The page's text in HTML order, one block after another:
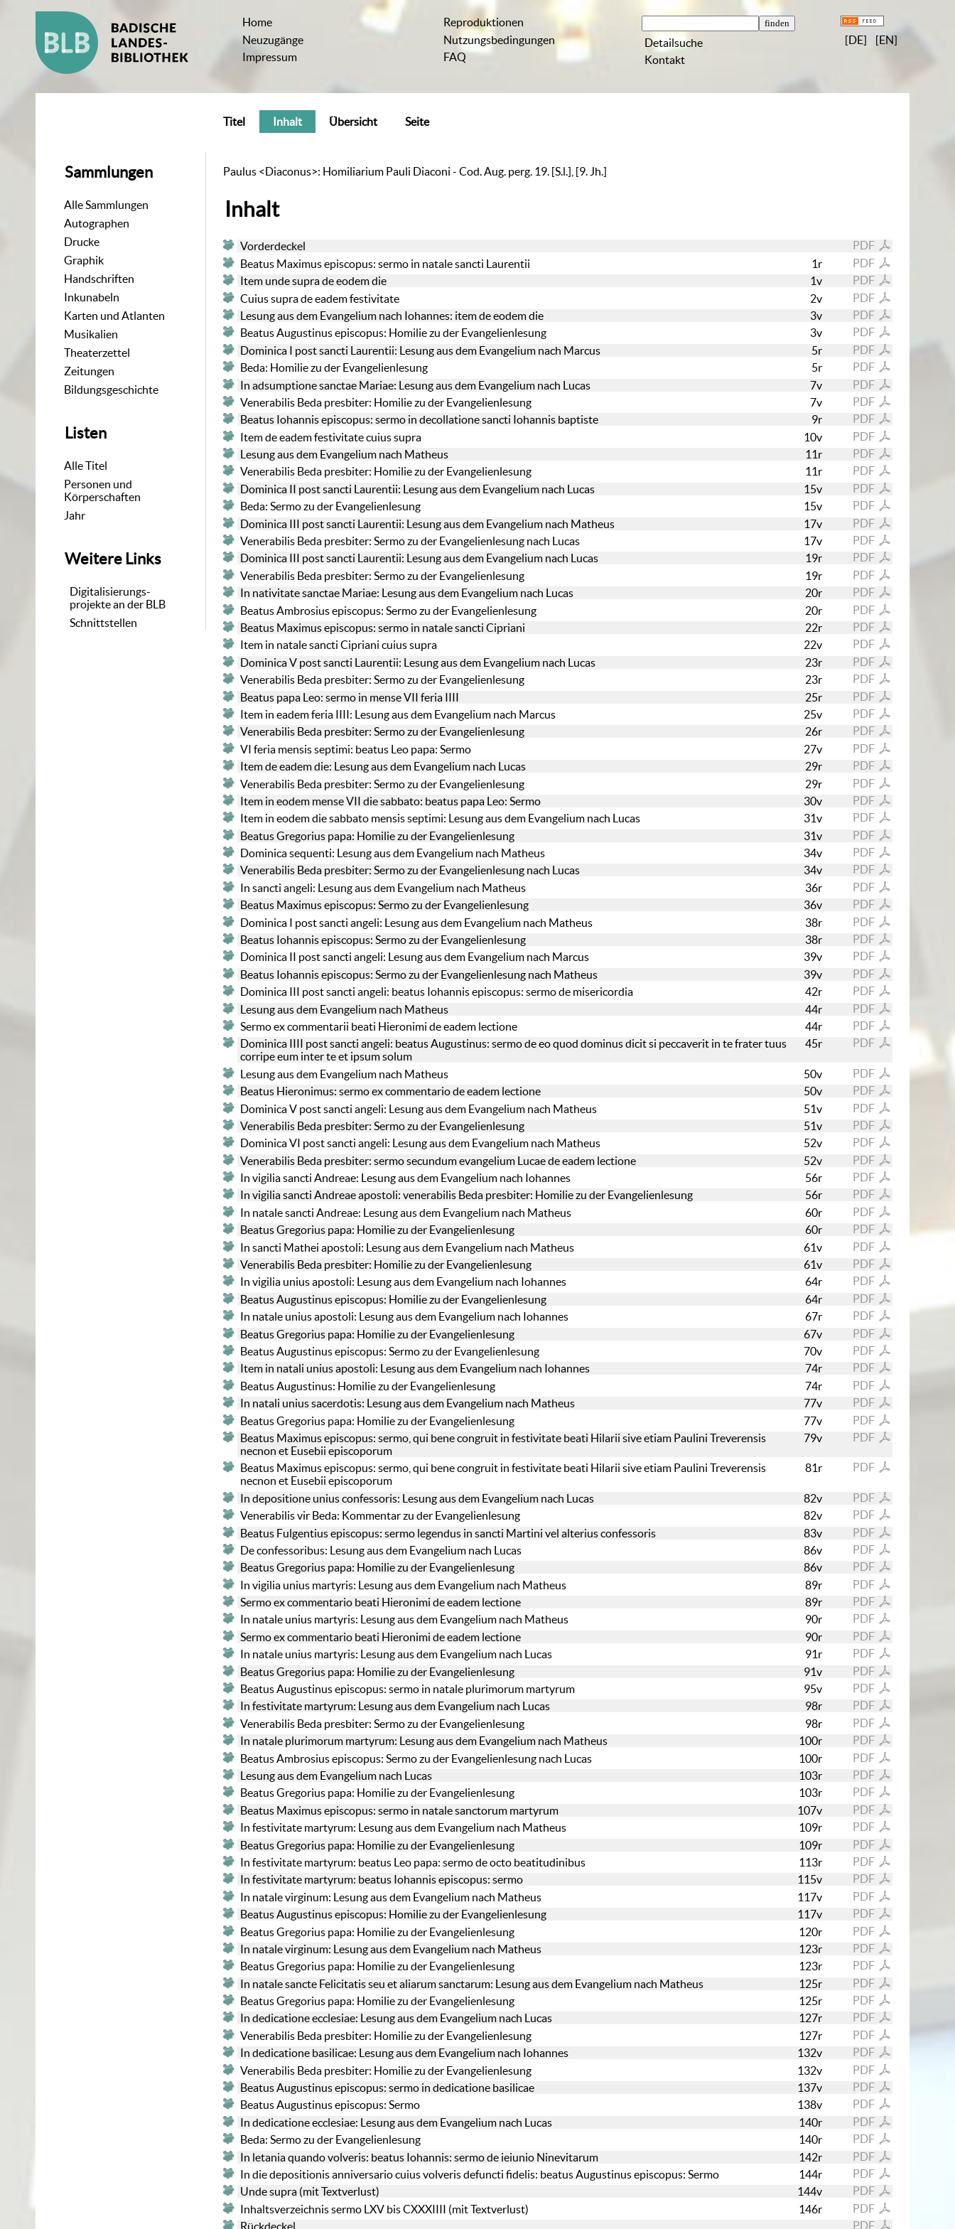
Home
Neuzugänge
Impressum
Reproduktionen
Nutzungsbedingungen
FAQ
Detailsuche
Kontakt
[DE] [EN]
Sammlungen
Alle Sammlungen
Autographen
Drucke
Graphik
Handschriften
Inkunabeln
Karten und Atlanten
Musikalien
Theaterzettel
Zeitungen
Bildungsgeschichte
Listen
Alle Titel
Personen und
Körperschaften
Jahr
Weitere Links
Digitalisierungs-
projekte an der BLB
Schnittstellen
Titel Inhalt Übersicht Seite
Paulus <Diaconus>: Homiliarium Pauli Diaconi - Cod. Aug. perg. 19. [S.l.], [9. Jh.]
Inhalt
PDF
Vorderdeckel
PDF
1r
Beatus Maximus episcopus: sermo in natale sancti Laurentii
PDF
1v
Item unde supra de eodem die
PDF
2v
Cuius supra de eadem festivitate
PDF
3v
Lesung aus dem Evangelium nach Iohannes: item de eodem die
PDF
3v
Beatus Augustinus episcopus: Homilie zu der Evangelienlesung
PDF
5r
Dominica I post sancti Laurentii: Lesung aus dem Evangelium nach Marcus
PDF
5r
Beda: Homilie zu der Evangelienlesung
PDF
7v
In adsumptione sanctae Mariae: Lesung aus dem Evangelium nach Lucas
PDF
7v
Venerabilis Beda presbiter: Homilie zu der Evangelienlesung
PDF
9r
Beatus Iohannis episcopus: sermo in decollatione sancti Iohannis baptiste
PDF
10v
Item de eadem festivitate cuius supra
PDF
11r
Lesung aus dem Evangelium nach Matheus
PDF
11r
Venerabilis Beda presbiter: Homilie zu der Evangelienlesung
PDF
15v
Dominica II post sancti Laurentii: Lesung aus dem Evangelium nach Lucas
PDF
15v
Beda: Sermo zu der Evangelienlesung
PDF
17v
Dominica III post sancti Laurentii: Lesung aus dem Evangelium nach Matheus
PDF
17v
Venerabilis Beda presbiter: Sermo zu der Evangelienlesung nach Lucas
PDF
19r
Dominica III post sancti Laurentii: Lesung aus dem Evangelium nach Lucas
PDF
19r
Venerabilis Beda presbiter: Sermo zu der Evangelienlesung
PDF
20r
In nativitate sanctae Mariae: Lesung aus dem Evangelium nach Lucas
PDF
20r
Beatus Ambrosius episcopus: Sermo zu der Evangelienlesung
PDF
22r
Beatus Maximus episcopus: sermo in natale sancti Cipriani
PDF
22v
Item in natale sancti Cipriani cuius supra
PDF
23r
Dominica V post sancti Laurentii: Lesung aus dem Evangelium nach Lucas
PDF
23r
Venerabilis Beda presbiter: Sermo zu der Evangelienlesung
PDF
25r
Beatus papa Leo: sermo in mense VII feria IIII
PDF
25v
Item in eadem feria IIII: Lesung aus dem Evangelium nach Marcus
PDF
26r
Venerabilis Beda presbiter: Sermo zu der Evangelienlesung
PDF
27v
VI feria mensis septimi: beatus Leo papa: Sermo
PDF
29r
Item de eadem die: Lesung aus dem Evangelium nach Lucas
PDF
29r
Venerabilis Beda presbiter: Sermo zu der Evangelienlesung
PDF
30v
Item in eodem mense VII die sabbato: beatus papa Leo: Sermo
PDF
31v
Item in eodem die sabbato mensis septimi: Lesung aus dem Evangelium nach Lucas
PDF
31v
Beatus Gregorius papa: Homilie zu der Evangelienlesung
PDF
34v
Dominica sequenti: Lesung aus dem Evangelium nach Matheus
PDF
34v
Venerabilis Beda presbiter: Sermo zu der Evangelienlesung nach Lucas
PDF
36r
In sancti angeli: Lesung aus dem Evangelium nach Matheus
PDF
36v
Beatus Maximus episcopus: Sermo zu der Evangelienlesung
PDF
38r
Dominica I post sancti angeli: Lesung aus dem Evangelium nach Matheus
PDF
38r
Beatus Iohannis episcopus: Sermo zu der Evangelienlesung
PDF
39v
Dominica II post sancti angeli: Lesung aus dem Evangelium nach Marcus
PDF
39v
Beatus Iohannis episcopus: Sermo zu der Evangelienlesung nach Matheus
PDF
42r
Dominica III post sancti angeli: beatus Iohannis episcopus: sermo de misericordia
PDF
44r
Lesung aus dem Evangelium nach Matheus
PDF
44r
Sermo ex commentarii beati Hieronimi de eadem lectione
PDF
45r
Dominica IIII post sancti angeli: beatus Augustinus: sermo de eo quod dominus dicit si peccaverit in te frater tuus
corripe eum inter te et ipsum solum
PDF
50v
Lesung aus dem Evangelium nach Matheus
PDF
50v
Beatus Hieronimus: sermo ex commentario de eadem lectione
PDF
51v
Dominica V post sancti angeli: Lesung aus dem Evangelium nach Matheus
PDF
51v
Venerabilis Beda presbiter: Sermo zu der Evangelienlesung
PDF
52v
Dominica VI post sancti angeli: Lesung aus dem Evangelium nach Matheus
PDF
52v
Venerabilis Beda presbiter: sermo secundum evangelium Lucae de eadem lectione
PDF
56r
In vigilia sancti Andreae: Lesung aus dem Evangelium nach Iohannes
PDF
56r
In vigilia sancti Andreae apostoli: venerabilis Beda presbiter: Homilie zu der Evangelienlesung
PDF
60r
In natale sancti Andreae: Lesung aus dem Evangelium nach Matheus
PDF
60r
Beatus Gregorius papa: Homilie zu der Evangelienlesung
PDF
61v
In sancti Mathei apostoli: Lesung aus dem Evangelium nach Matheus
PDF
61v
Venerabilis Beda presbiter: Homilie zu der Evangelienlesung
PDF
64r
In vigilia unius apostoli: Lesung aus dem Evangelium nach Iohannes
PDF
64r
Beatus Augustinus episcopus: Homilie zu der Evangelienlesung
PDF
67r
In natale unius apostoli: Lesung aus dem Evangelium nach Iohannes
PDF
67v
Beatus Gregorius papa: Homilie zu der Evangelienlesung
PDF
70v
Beatus Augustinus episcopus: Sermo zu der Evangelienlesung
PDF
74r
Item in natali unius apostoli: Lesung aus dem Evangelium nach Iohannes
PDF
74r
Beatus Augustinus: Homilie zu der Evangelienlesung
PDF
77v
In natali unius sacerdotis: Lesung aus dem Evangelium nach Matheus
PDF
77v
Beatus Gregorius papa: Homilie zu der Evangelienlesung
PDF
79v
Beatus Maximus episcopus: sermo, qui bene congruit in festivitate beati Hilarii sive etiam Paulini Treverensis
necnon et Eusebii episcoporum
PDF
81r
Beatus Maximus episcopus: sermo, qui bene congruit in festivitate beati Hilarii sive etiam Paulini Treverensis
necnon et Eusebii episcoporum
PDF
82v
In depositione unius confessoris: Lesung aus dem Evangelium nach Lucas
PDF
82v
Venerabilis vir Beda: Kommentar zu der Evangelienlesung
PDF
83v
Beatus Fulgentius episcopus: sermo legendus in sancti Martini vel alterius confessoris
PDF
86v
De confessoribus: Lesung aus dem Evangelium nach Lucas
PDF
86v
Beatus Gregorius papa: Homilie zu der Evangelienlesung
PDF
89r
In vigilia unius martyris: Lesung aus dem Evangelium nach Matheus
PDF
89r
Sermo ex commentario beati Hieronimi de eadem lectione
PDF
90r
In natale unius martyris: Lesung aus dem Evangelium nach Matheus
PDF
90r
Sermo ex commentario beati Hieronimi de eadem lectione
PDF
91r
In natale unius martyris: Lesung aus dem Evangelium nach Lucas
PDF
91v
Beatus Gregorius papa: Homilie zu der Evangelienlesung
PDF
95v
Beatus Augustinus episcopus: sermo in natale plurimorum martyrum
PDF
98r
In festivitate martyrum: Lesung aus dem Evangelium nach Lucas
PDF
98r
Venerabilis Beda presbiter: Sermo zu der Evangelienlesung
PDF
100r
In natale plurimorum martyrum: Lesung aus dem Evangelium nach Matheus
PDF
100r
Beatus Ambrosius episcopus: Sermo zu der Evangelienlesung nach Lucas
PDF
103r
Lesung aus dem Evangelium nach Lucas
PDF
103r
Beatus Gregorius papa: Homilie zu der Evangelienlesung
PDF
107v
Beatus Maximus episcopus: sermo in natale sanctorum martyrum
PDF
109r
In festivitate martyrum: Lesung aus dem Evangelium nach Matheus
PDF
109r
Beatus Gregorius papa: Homilie zu der Evangelienlesung
PDF
113r
In festivitate martyrum: beatus Leo papa: sermo de octo beatitudinibus
PDF
115v
In festivitate martyrum: beatus Iohannis episcopus: sermo
PDF
117v
In natale virginum: Lesung aus dem Evangelium nach Matheus
PDF
117v
Beatus Augustinus episcopus: Homilie zu der Evangelienlesung
PDF
120r
Beatus Gregorius papa: Homilie zu der Evangelienlesung
PDF
123r
In natale virginum: Lesung aus dem Evangelium nach Matheus
PDF
123r
Beatus Gregorius papa: Homilie zu der Evangelienlesung
PDF
125r
In natale sancte Felicitatis seu et aliarum sanctarum: Lesung aus dem Evangelium nach Matheus
PDF
125r
Beatus Gregorius papa: Homilie zu der Evangelienlesung
PDF
127r
In dedicatione ecclesiae: Lesung aus dem Evangelium nach Lucas
PDF
127r
Venerabilis Beda presbiter: Homilie zu der Evangelienlesung
PDF
132v
In dedicatione basilicae: Lesung aus dem Evangelium nach Iohannes
PDF
132v
Venerabilis Beda presbiter: Homilie zu der Evangelienlesung
PDF
137v
Beatus Augustinus episcopus: sermo in dedicatione basilicae
PDF
138v
Beatus Augustinus episcopus: Sermo
PDF
140r
In dedicatione ecclesiae: Lesung aus dem Evangelium nach Lucas
PDF
140r
Beda: Sermo zu der Evangelienlesung
PDF
142r
In letania quando volveris: beatus Iohannis: sermo de ieiunio Ninevitarum
PDF
144r
In die depositionis anniversario cuius volveris defuncti fidelis: beatus Augustinus episcopus: Sermo
PDF
144v
Unde supra (mit Textverlust)
PDF
146r
Inhaltsverzeichnis sermo LXV bis CXXXIIII (mit Textverlust)
PDF
Rückdeckel